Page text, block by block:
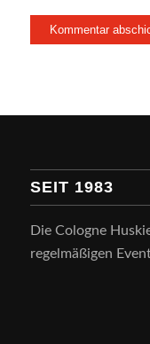
SEIT 1983
Die Cologne
regelmäßigen